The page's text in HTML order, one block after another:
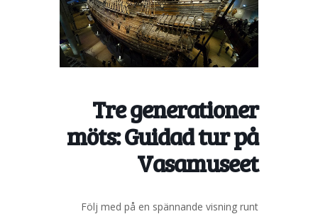
Tre generationer
möts: Guidad tur på
Vasamuseet
Följ med på en spännande visning runt